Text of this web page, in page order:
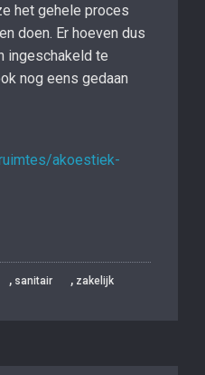
het gehele proces
doen. Er hoeven dus
ingeschakeld te
nog eens gedaan
akoestiek-
, sanitair , zakelijk